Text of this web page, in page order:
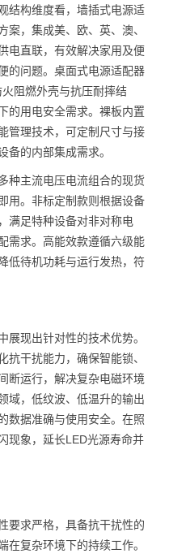
结构维度看，墙插式电源适
案，集成美、欧、英、澳、
电直联，有效解决家用及便
的问题。桌面式电源适配器
阻燃外壳与抗压耐摔结
的用电安全需求。裸板内置
管理技术，可定制尺寸与接
备的内部集成需求。
种主流电压电流组合的现货
用。非标定制款则根据设备
满足特种设备对非对称电
需求。高能效款遵循六级能
低待机功耗与运行发热，符
展现出针对性的技术优势。
抗干扰能力，确保智能锁、
断运行，解决复杂电磁环境
域，低纹波、低温升的输出
数据准确与使用安全。在照
现象，延长LED光源寿命并
要求严格，具备抗干扰性的
在复杂环境下的持续工作。